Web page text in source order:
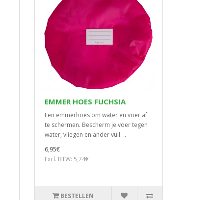
EMMER HOES FUCHSIA
Een emmerhoes om water en voer af
te schermen. Bescherm je voer tegen
water, vliegen en ander vuil. ..
6,95€
Excl. BTW: 5,74€
BESTELLEN